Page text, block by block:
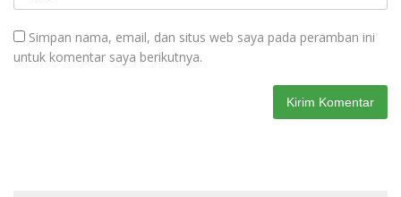
Simpan nama, email, dan situs web saya pada peramban ini
untuk komentar saya berikutnya.